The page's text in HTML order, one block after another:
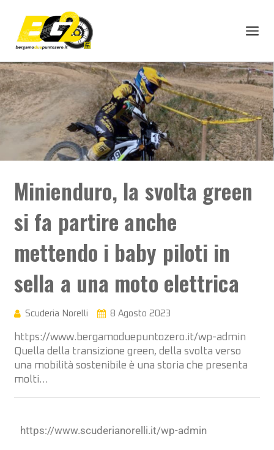
Minienduro, la svolta green
si fa partire anche
mettendo i baby piloti in
sella a una moto elettrica
Scuderia Norelli 8 Agosto 2023
https://www.bergamoduepuntozero.it/wp-admin
Quella della transizione green, della svolta verso
una mobilità sostenibile è una storia che presenta
molti…
https://www.scuderianorelli.it/wp-admin